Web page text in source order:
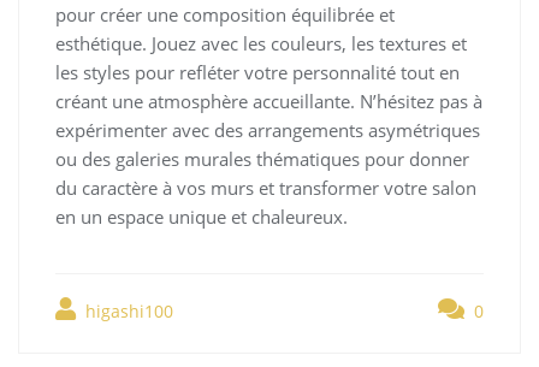
pour créer une composition équilibrée et
esthétique. Jouez avec les couleurs, les textures et
les styles pour refléter votre personnalité tout en
créant une atmosphère accueillante. N’hésitez pas à
expérimenter avec des arrangements asymétriques
ou des galeries murales thématiques pour donner
du caractère à vos murs et transformer votre salon
en un espace unique et chaleureux.
higashi100 0